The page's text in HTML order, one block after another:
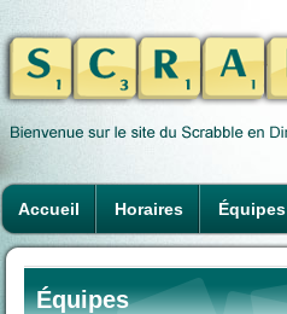
Accueil Horaires Équipes
Équipes